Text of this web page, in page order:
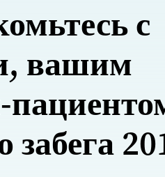
с
вашим
забега